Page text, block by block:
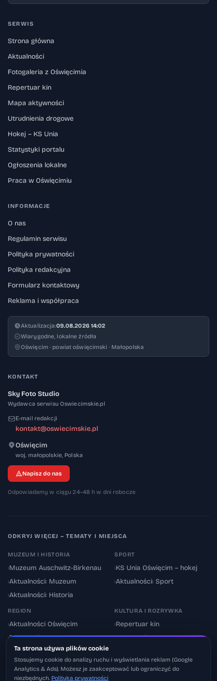
SERWIS
Strona główna
Aktualności
Fotogaleria z Oświęcimia
Repertuar kin
Mapa aktywności
Utrudnienia drogowe
Hokej – KS Unia
Statystyki portalu
Ogłoszenia lokalne
Praca w Oświęcimiu
INFORMACJE
O nas
Regulamin serwisu
Polityka prywatności
Polityka redakcyjna
Formularz kontaktowy
Reklama i współpraca
Aktualizacja:09.08.2026 14:02
Wiarygodne, lokalne źródła
Oświęcim · powiat oświęcimski · Małopolska
KONTAKT
Sky Foto Studio
Wydawca serwisu Oswiecimskie.pl
E-mail redakcji
kontakt@oswiecimskie.pl
Oświęcim
woj. małopolskie, 32-600
Polska
Napisz do nas
Odpowiadamy w ciągu 24–48 h w dni robocze
ODKRYJ WIĘCEJ – TEMATY I MIEJSCA
MUZEUM I HISTORIA
›Muzeum Auschwitz-Birkenau
›Aktualności: Muzeum
›Aktualności: Historia
SPORT
›KS Unia Oświęcim – hokej
›Aktualności: Sport
REGION
›Aktualności Oświęcim
›Powiat oświęcimski
Utrudnienia drogowe
KULTURA I ROZRYWKA
›Repertuar kin
›Aktualności: Kultura
Ta strona używa plików cookie
Stosujemy cookie do analizy ruchu i wyświetlania reklam (Google
Analytics & Ads). Możesz je zaakceptować lub ograniczyć do
niezbędnych. Polityka prywatności